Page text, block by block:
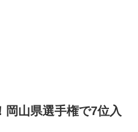
岡山県選手権で7位入